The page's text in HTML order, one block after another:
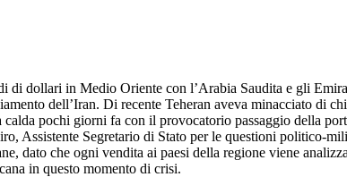
di dollari in Medio Oriente con l’Arabia Saudita e gli
dell’Iran. Di recente Teheran aveva minacciato di
pochi giorni fa con il provocatorio passaggio della
Assistente Segretario di Stato per le questioni politico-
dato che ogni vendita ai paesi della regione viene
in questo momento di crisi.